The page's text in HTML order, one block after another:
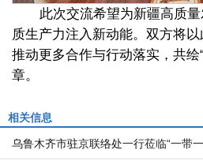
此次交流希望为新疆高质量
质生产力注入新动能。双方将
推动更多合作与行动落实，共绘
章。
相关信息
乌鲁木齐市驻京联络处一行莅临“一带